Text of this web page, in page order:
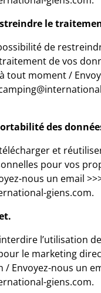
le
de
de vos
tout moment /
des
et
pour vos
nous un email
giens.com.
l’utilisation
le marketing
Envoyez-nous un
giens.com.